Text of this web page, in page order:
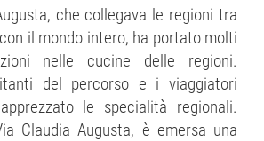
che collegava le regioni tra
il mondo intero, ha portato molti
nelle cucine delle regioni.
del percorso e i viaggiatori
le specialità regionali.
Claudia Augusta, è emersa una